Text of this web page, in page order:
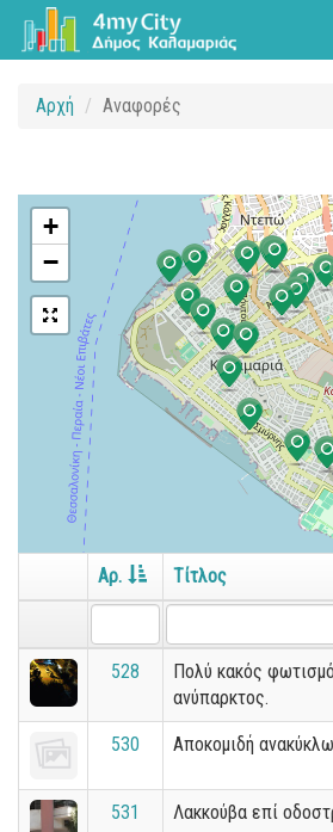
Αρχή Αναφορές
+
−
Αρ. Τίτλος
528
Πολύ κακός
ανύπαρκτος.
530 Αποκομιδή
531 Λακκούβα επί